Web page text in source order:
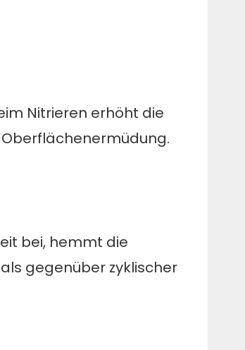
Nitrieren erhöht die
bei, hemmt die
gegenüber zyklischer